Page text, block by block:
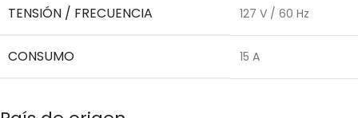
TENSIÓN / FRECUENCIA 127 V / 60 Hz
CONSUMO 15 A